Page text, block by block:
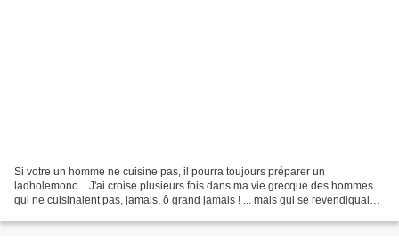
Si votre un homme ne cuisine pas, il pourra toujours préparer un
ladholemono... J'ai croisé plusieurs fois dans ma vie grecque des hommes
qui ne cuisinaient pas, jamais, ô grand jamais ! ... mais qui se revendiquaient